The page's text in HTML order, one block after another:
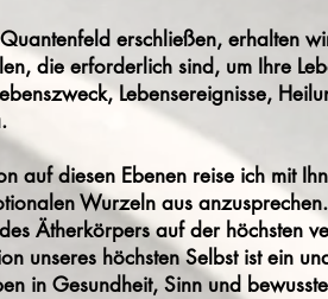
erschließen, erhalten
die erforderlich sind, um Ihre
Lebensereignisse,
auf diesen Ebenen reise ich mit
Wurzeln aus
Ätherkörpers auf der höchsten
unseres höchsten Selbst ist ein
in Gesundheit, Sinn und